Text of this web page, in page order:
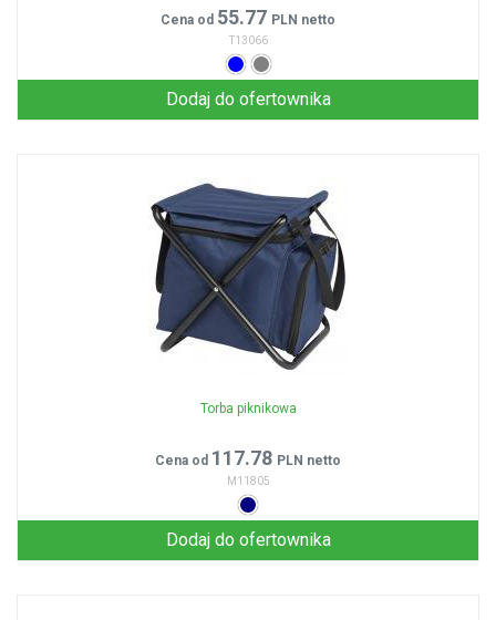
Cena od 55.77 PLN netto
T13066
Dodaj do ofertownika
Torba piknikowa
Cena od 117.78 PLN netto
M11805
Dodaj do ofertownika